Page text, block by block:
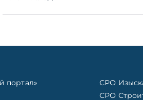
записям
портал»
СРО
СРО